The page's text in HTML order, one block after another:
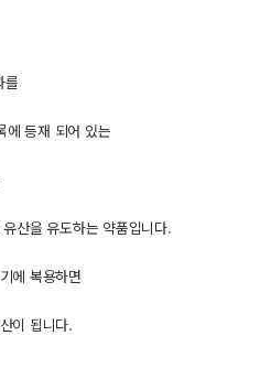
를
에 등재 되어 있는
산을 유도하는 약품입니다.
에 복용하면
이 됩니다.